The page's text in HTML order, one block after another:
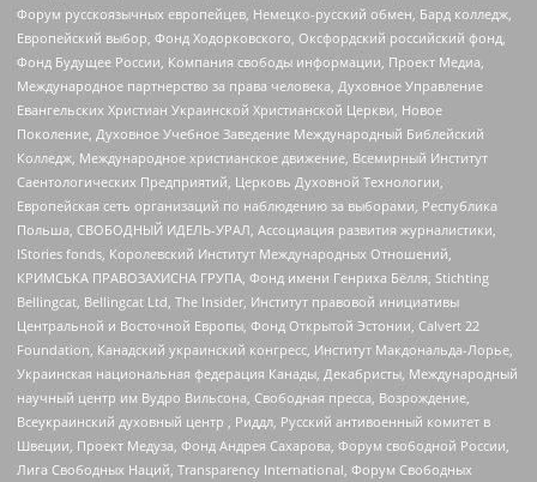
Форум русскоязычных европейцев, Немецко-русский обмен, Бард колледж,
Европейский выбор, Фонд Ходорковского, Оксфордский российский фонд,
Фонд Будущее России, Компания свободы информации, Проект Медиа,
Международное партнерство за права человека, Духовное Управление
Евангельских Христиан Украинской Христианской Церкви, Новое
Поколение, Духовное Учебное Заведение Международный Библейский
Колледж, Международное христианское движение, Всемирный Институт
Саентологических Предприятий, Церковь Духовной Технологии,
Европейская сеть организаций по наблюдению за выборами, Республика
Польша, СВОБОДНЫЙ ИДЕЛЬ-УРАЛ, Ассоциация развития журналистики,
IStories fonds, Королевский Институт Международных Отношений,
КРИМСЬКА ПРАВОЗАХИСНА ГРУПА, Фонд имени Генриха Бёлля, Stichting
Bellingcat, Bellingcat Ltd, The Insider, Институт правовой инициативы
Центральной и Восточной Европы, Фонд Открытой Эстонии, Calvert 22
Foundation, Канадский украинский конгресс, Институт Макдональда-Лорье,
Украинская национальная федерация Канады, Декабристы, Международный
научный центр им Вудро Вильсона, Свободная пресса, Возрождение,
Всеукраинский духовный центр , Риддл, Русский антивоенный комитет в
Швеции, Проект Медуза, Фонд Андрея Сахарова, Форум свободной России,
Лига Свободных Наций, Transparеncy International, Форум Свободных